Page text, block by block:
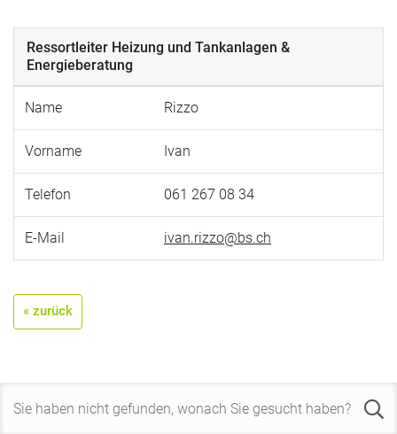
Ressortleiter Heizung und Tankanlagen &
Energieberatung
Name Rizzo
Vorname Ivan
Telefon 061 267 08 34
E-Mail ivan.rizzo@bs.ch
« zurück